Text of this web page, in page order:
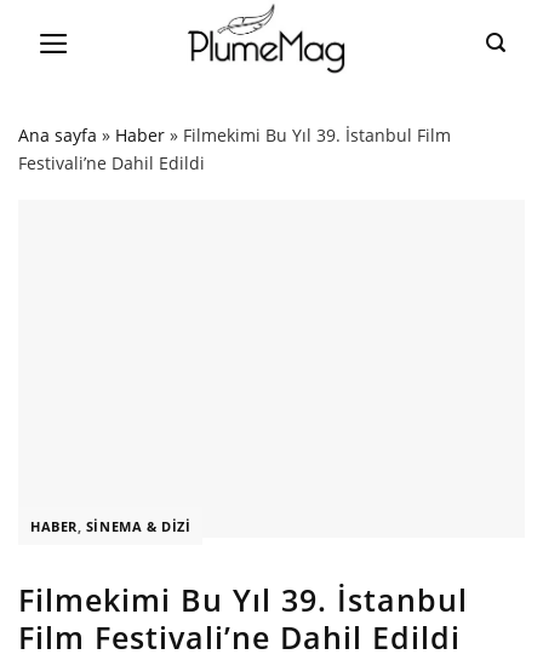
Ana sayfa » Haber » Filmekimi Bu Yıl 39. İstanbul Film
Festivali’ne Dahil Edildi
HABER SINEMA & DIZI
Filmekimi Bu Yıl 39. İstanbul
Film Festivali’ne Dahil Edildi